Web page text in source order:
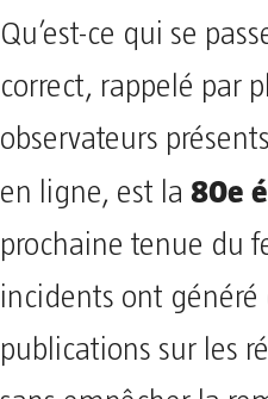
Qu’est-ce qui se
correct, rappelé par
observateurs
en ligne, est la 80e
prochaine tenue du
incidents ont généré
publications sur les